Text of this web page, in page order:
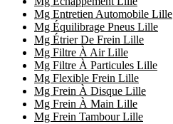
Mg Entretien Automobile Lille
Mg Équilibrage Pneus Lille
Mg Étrier De Frein Lille
Mg Filtre À Air Lille
Mg Filtre À Particules Lille
Mg Flexible Frein Lille
Mg Frein À Disque Lille
Mg Frein À Main Lille
Mg Frein Tambour Lille